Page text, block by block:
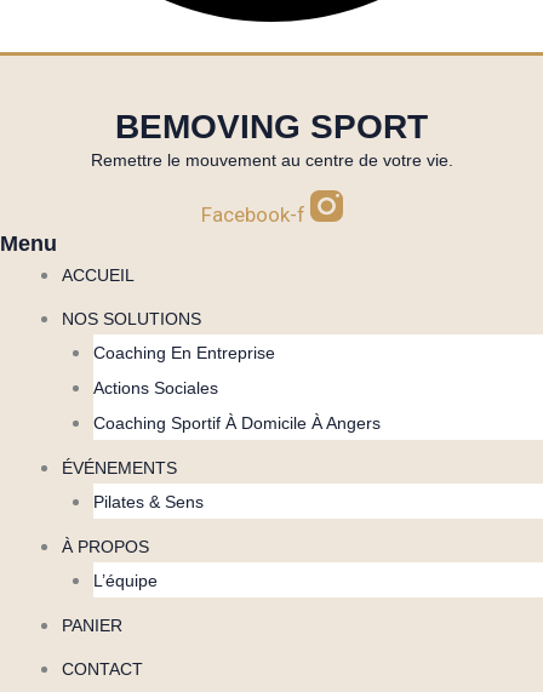
BEMOVING SPORT
Remettre le mouvement au centre de votre vie.
Facebook-f
Menu
ACCUEIL
NOS SOLUTIONS
Coaching En Entreprise
Actions Sociales
Coaching Sportif À Domicile À Angers
ÉVÉNEMENTS
Pilates & Sens
À PROPOS
L’équipe
PANIER
CONTACT